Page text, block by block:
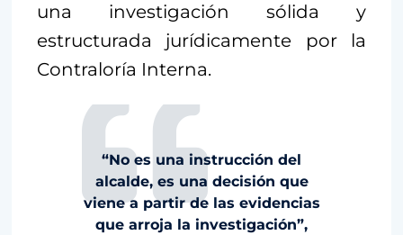
una investigación sólida y
estructurada jurídicamente por la
Contraloría Interna.
“No es una instrucción del
alcalde, es una decisión que
viene a partir de las evidencias
que arroja la investigación”,